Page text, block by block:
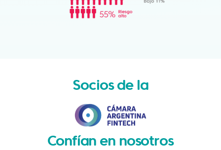
Socios de la
Confían en nosotros